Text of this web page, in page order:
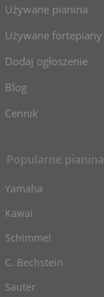
Używane pianina
Używane fortepiany
Dodaj ogłoszenie
Blog
Cennik
Popularne pianina
Yamaha
Kawai
Schimmel
C. Bechstein
Sauter